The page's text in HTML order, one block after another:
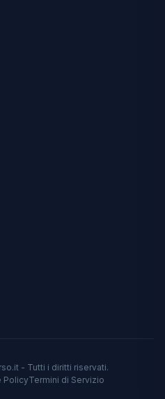
- Tutti i diritti riservati.
PolicyTermini di Servizio